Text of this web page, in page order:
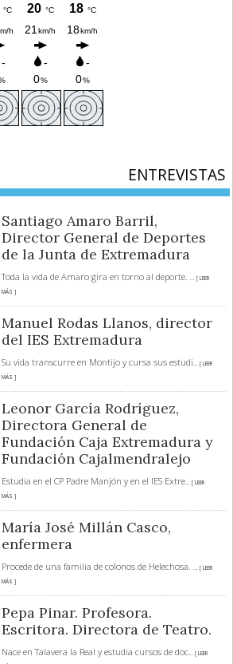
ENTREVISTAS
Santiago Amaro Barril,
Director General de Deportes
de la Junta de Extremadura
Toda la vida de Amaro gira en torno al deporte.
... [ LEER
MÁS ]
Manuel Rodas Llanos, director
del IES Extremadura
Su vida transcurre en Montijo y cursa sus estudi... [ LEER
MÁS ]
Leonor García Rodríguez,
Directora General de
Fundación Caja Extremadura y
Fundación Cajalmendralejo
Estudia en el CP Padre Manjón y en el IES Extre... [ LEER
MÁS ]
María José Millán Casco,
enfermera
Procede de una familia de colonos de Helechosa.
... [ LEER
MÁS ]
Pepa Pinar. Profesora.
Escritora. Directora de Teatro.
Nace en Talavera la Real y estudia cursos de doc... [ LEER